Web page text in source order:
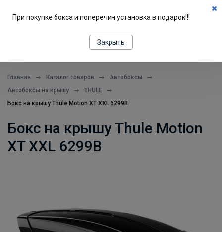
Главная Каталог товаров
Автобоксы
Автобоксы на крышу
THULE
Бокс на крышу Thule Motion XT XXL 6299B
Бокс на крышу Thule Motion
XT XXL 6299B
При покупке бокса и поперечин установка в подарок!!!
Закрыть